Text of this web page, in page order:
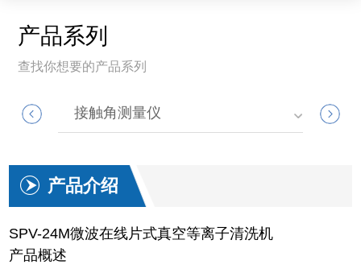
产品系列
查找你想要的产品系列
接触角测量仪 大气
产品介绍
SPV-24M微波在线片式真空等离子清洗机
产品概述